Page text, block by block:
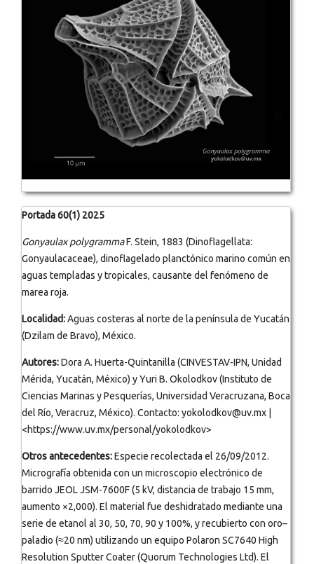
Portada 60(1) 2025
Gonyaulax polygrammaF. Stein, 1883 (Dinoflagellata:
Gonyaulacaceae), dinoflagelado planctónico marino común en
aguas templadas y tropicales, causante del fenómeno de
marea roja.
Localidad:Aguas costeras al norte de la península de Yucatán
(Dzilam de Bravo), México.
Autores:Dora A. Huerta-Quintanilla (CINVESTAV-IPN, Unidad
Mérida, Yucatán, México) y Yuri B. Okolodkov (Instituto de
Ciencias Marinas y Pesquerías, Universidad Veracruzana, Boca
del Río, Veracruz, México). Contacto: yokolodkov@uv.mx |
<https://www.uv.mx/personal/yokolodkov>
Otros antecedentes:Especie recolectada el 26/09/2012.
Micrografía obtenida con un microscopio electrónico de
barrido JEOL JSM-7600F (5 kV, distancia de trabajo 15 mm,
aumento ×2,000). El material fue deshidratado mediante una
serie de etanol al 30, 50, 70, 90 y 100%, y recubierto con oro–
paladio (≈20 nm) utilizando un equipo Polaron SC7640 High
Resolution Sputter Coater (Quorum Technologies Ltd). El